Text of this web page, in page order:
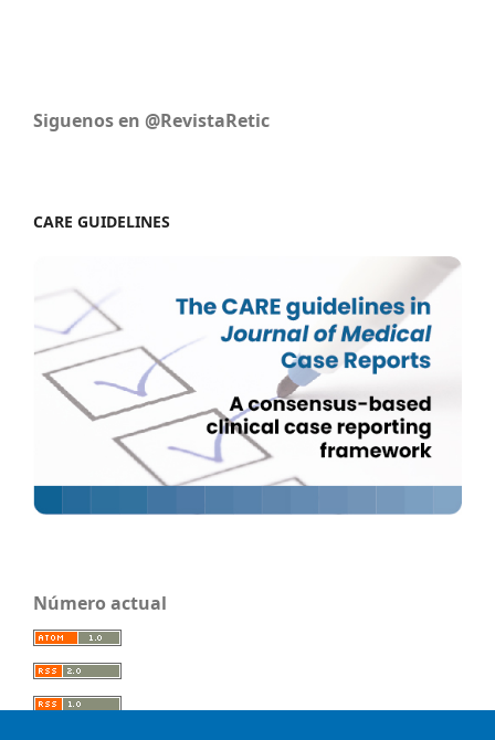
Siguenos en @RevistaRetic
CARE GUIDELINES
Número actual